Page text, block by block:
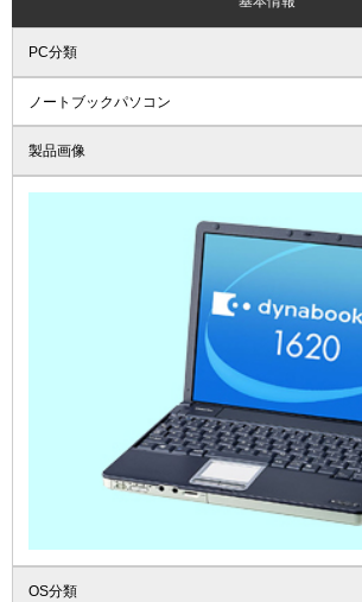
PC分類
ノートブックパソコン
製品画像
OS分類